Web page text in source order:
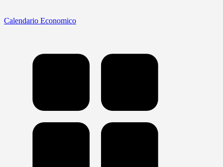
Calendario Economico